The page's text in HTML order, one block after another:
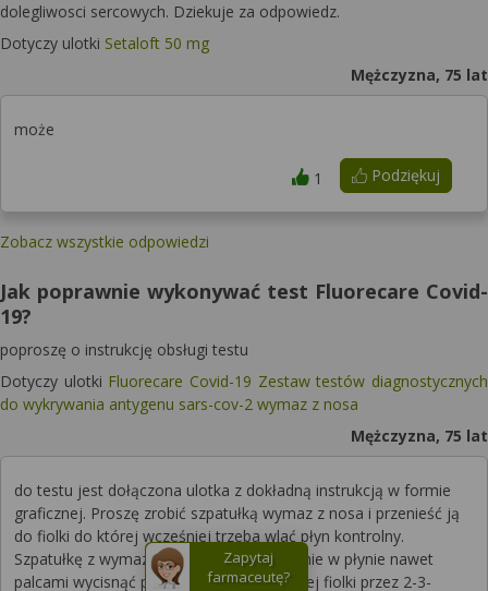
Zapytaj
farmaceutę?
dolegliwosci sercowych. Dziekuje za odpowiedz.
Dotyczy ulotki Setaloft 50 mg
Mężczyzna, 75 lat
może
Podziękuj
1
Zobacz wszystkie odpowiedzi
Jak poprawnie wykonywać test Fluorecare Covid-
19?
poproszę o instrukcję obsługi testu
Dotyczy ulotki Fluorecare Covid-19 Zestaw testów diagnostycznych
do wykrywania antygenu sars-cov-2 wymaz z nosa
Mężczyzna, 75 lat
do testu jest dołączona ulotka z dokładną instrukcją w formie
graficznej. Proszę zrobić szpatułką wymaz z nosa i przenieść ją
do fiolki do której wcześniej trzeba wlać płyn kontrolny.
Szpatułkę z wymazem wymoczyć dokładnie w płynie nawet
palcami wycisnąć przez sciankę plastikowej fiolki przez 2-3-